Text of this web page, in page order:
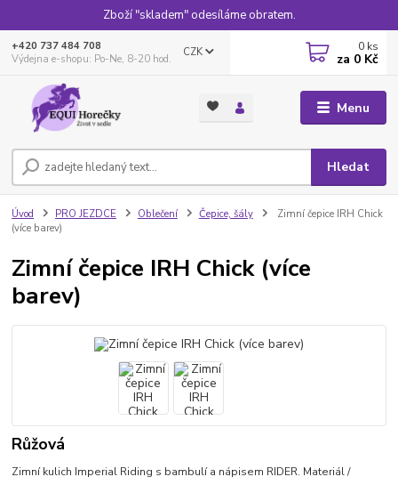
Zboží "skladem" odesíláme obratem.
Menu
CZK
Hledat
+420 737 484 708
Výdejna e-shopu: Po-Ne, 8-20 hod.
0 ks
za 0 Kč
Úvod PRO JEZDCE Oblečení Čepice, šály
Zimní čepice IRH Chick
(více barev)
Zimní čepice IRH Chick (více
barev)
Růžová
Zimní kulich Imperial Riding s bambulí a nápisem RIDER. Materiál /